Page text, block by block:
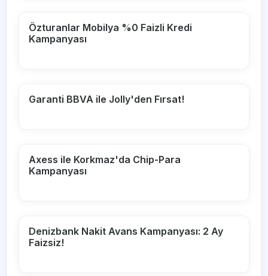
Özturanlar Mobilya %0 Faizli Kredi
Kampanyası
Garanti BBVA ile Jolly'den Fırsat!
Axess ile Korkmaz'da Chip-Para
Kampanyası
Denizbank Nakit Avans Kampanyası: 2 Ay
Faizsiz!